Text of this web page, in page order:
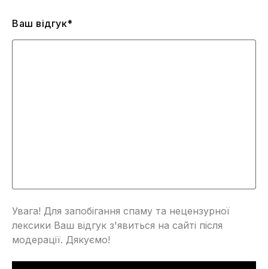
Ваш відгук*
Увага! Для запобігання спаму та нецензурної
лексики Ваш відгук з'явиться на сайті після
модерації. Дякуємо!